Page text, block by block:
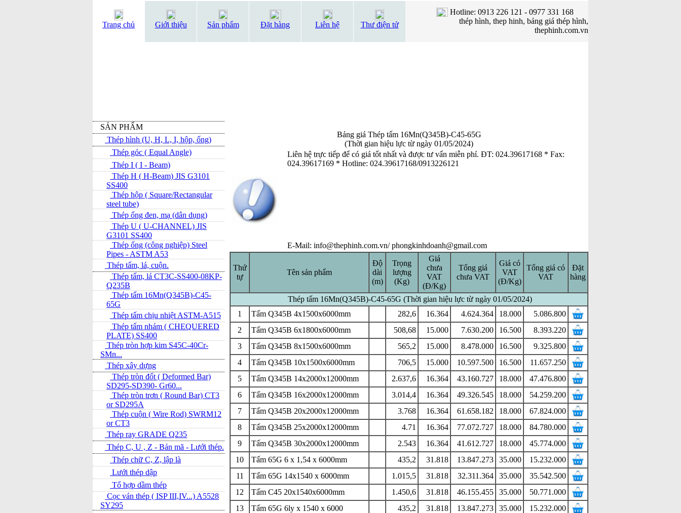
Trang chủ Giới thiệu Sản phẩm Đặt hàng Liên hệ Thư điện tử
Hotline: 0913 226 121 - 0977 331 168
thép hình, thep hinh, bảng giá thép hình,
thephinh.com.vn
SẢN PHẨM
Thép hình (U, H, L, I, hộp, ống)
Thép góc ( Equal Angle)
Thép I ( I - Beam)
Thép H ( H-Beam) JIS G3101
SS400
Thép hộp ( Square/Rectangular
steel tube)
Thép ống đen, mạ (dân dụng)
Thép U ( U-CHANNEL) JIS
G3101 SS400
Thép ống (công nghiệp) Steel
Pipes - ASTM A53
Thép tấm, lá, cuộn.
Thép tấm, lá CT3C-SS400-08KP-
Q235B
Thép tấm 16Mn(Q345B)-C45-
65G
Thép tấm chịu nhiệt ASTM-A515
Thép tấm nhám ( CHEQUERED
PLATE) SS400
Thép tròn hợp kim S45C-40Cr-
SMn...
Thép xây dựng
Thép tròn đốt ( Deformed Bar)
SD295-SD390- Gr60...
Thép tròn trơn ( Round Bar) CT3
or SD295A
Thép cuộn ( Wire Rod) SWRM12
or CT3
Thép ray GRADE Q235
Thép C, U , Z - Bản mã - L­ưới thép.
Thép chữ C, Z, lập là
Lưới thép dập
Tổ hợp dầm thép
Cọc ván thép ( ISP III,IV...) A5528
SY295
Bảng giá Thép tấm 16Mn(Q345B)-C45-65G
(Thời gian hiệu lực từ ngày 01/05/2024)
Liên hệ trực tiếp để có giá tốt nhất và được tư vấn miễn phí. ĐT: 024.39617168 * Fax:
024.39617169 * Hotline: 024.39617168/0913226121
E-Mail: info@thephinh.com.vn/ phongkinhdoanh@gmail.com
Thứ
tự
Tên sản phẩm
Độ
dài
(m)
Trọng
lượng
(Kg)
Giá
chưa
VAT
(Đ/Kg)
Tổng giá
chưa VAT
Giá có
VAT
(Đ/Kg)
Tổng giá có
VAT
Đặt
hàng
Thép tấm 16Mn(Q345B)-C45-65G (Thời gian hiệu lực từ ngày 01/05/2024)
1
Tấm Q345B 4x1500x6000mm 282,6 16.364 4.624.364 18.000
5.086.800
2
Tấm Q345B 6x1800x6000mm 508,68 15.000 7.630.200 16.500
8.393.220
3
Tấm Q345B 8x1500x6000mm 565,2 15.000 8.478.000 16.500
9.325.800
4
Tấm Q345B 10x1500x6000mm 706,5 15.000 10.597.500 16.500
11.657.250
5
Tấm Q345B 14x2000x12000mm 2.637,6 16.364 43.160.727 18.000
47.476.800
6
Tấm Q345B 16x2000x12000mm 3.014,4 16.364 49.326.545 18.000
54.259.200
7
Tấm Q345B 20x2000x12000mm 3.768 16.364 61.658.182 18.000
67.824.000
8
Tấm Q345B 25x2000x12000mm 4.71 16.364 77.072.727 18.000
84.780.000
9
Tấm Q345B 30x2000x12000mm 2.543 16.364 41.612.727 18.000
45.774.000
10
Tấm 65G 6 x 1,54 x 6000mm 435,2 31.818 13.847.273 35.000
15.232.000
11
Tấm 65G 14x1540 x 6000mm 1.015,5 31.818 32.311.364 35.000
35.542.500
12
Tấm C45 20x1540x6000mm 1.450,6 31.818 46.155.455 35.000
50.771.000
13
Tấm 65G 6ly x 1540 x 6000 435,2 31.818 13.847.273 35.000
15.232.000